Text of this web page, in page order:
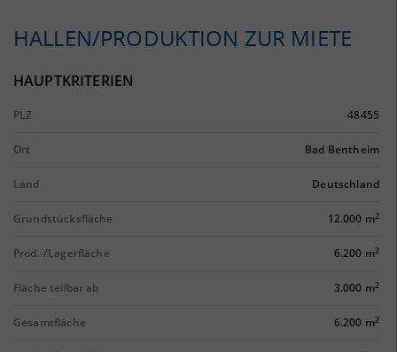
HALLEN/PRODUKTION ZUR MIETE
HAUPTKRITERIEN
PLZ 48455
Ort Bad Bentheim
Land Deutschland
Grundstücksfläche 12.000 m2
Prod.-/Lagerfläche 6.200 m2
Fläche teilbar ab 3.000 m2
Gesamtfläche 6.200 m2